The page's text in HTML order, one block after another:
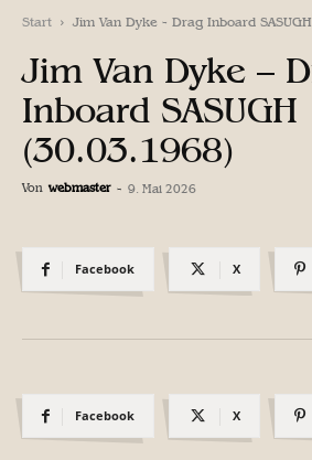
Start Jim Van Dyke - Drag Inboard
Jim Van Dyke –
Inboard SASUGH
(30.03.1968)
Von webmaster - 9. Mai 2026
Facebook X
Facebook X